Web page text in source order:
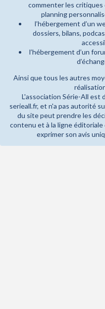
commenter les critiques
planning
l’hébergement d’un
dossiers, bilans,
l’hébergement d’un
Ainsi que tous les autres
L'association Série-All est
serieall.fr, et n'a pas autorité
du site peut prendre les
contenu et à la ligne éditoriale
exprimer son avis